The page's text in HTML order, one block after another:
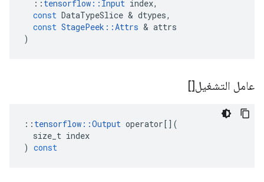
:: tensorflow :: Input index,
const DataTypeSlice & dtypes,
const StagePeek ::Attrs & attrs
)
عامل التشغيل[]
:: tensorflow ::Output operator[](
size_t index
) const